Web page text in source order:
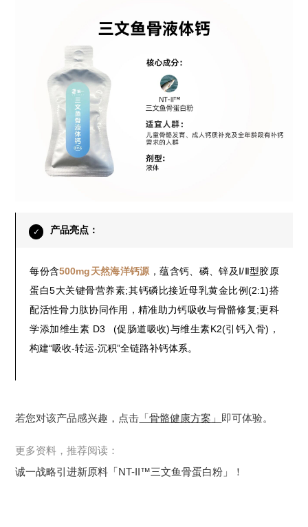
✓ 产品亮点：
每份含500mg天然海洋钙源，蕴含钙、磷、锌及Ⅰ/Ⅱ型胶原
蛋白5大关键骨营养素;其钙磷比接近母乳黄金比例(2:1)搭
配活性骨力肽协同作用，精准助力钙吸收与骨骼修复;更科
学添加维生素 D3
(促肠道吸收)与维生素K2(引钙入骨)，
构建“吸收-转运-沉积”全链路补钙体系。
若您对该产品感兴趣，点击 「骨骼健康方案」 即可体验。
更多资料，推荐阅读：
诚一战略引进新原料「NT-II™三文鱼骨蛋白粉」！